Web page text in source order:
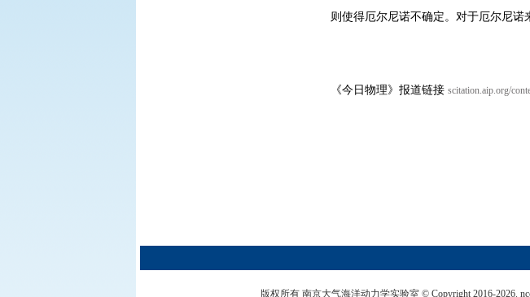
则使得厄尔尼诺不确定。对于厄尔尼诺
《今日物理》报道链接 scitation.aip.org/
版权所有 南京大气海洋动力学实验室 © Copyright 2016-2026.